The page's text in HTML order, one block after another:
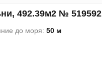
492.39м2 № 519592
до моря: 50 м